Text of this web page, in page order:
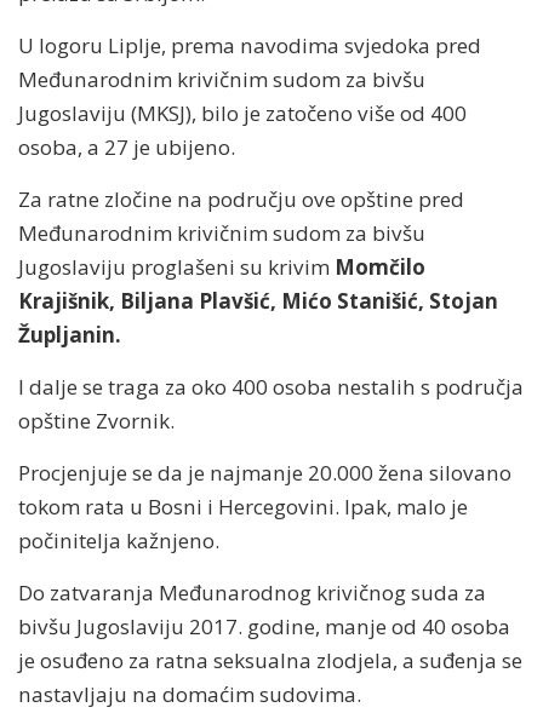
U logoru Liplje, prema navodima svjedoka pred
Međunarodnim krivičnim sudom za bivšu
Jugoslaviju (MKSJ), bilo je zatočeno više od 400
osoba, a 27 je ubijeno.
Za ratne zločine na području ove opštine pred
Međunarodnim krivičnim sudom za bivšu
Jugoslaviju proglašeni su krivim Momčilo
Krajišnik, Biljana Plavšić, Mićo Stanišić, Stojan
Župljanin.
I dalje se traga za oko 400 osoba nestalih s područja
opštine Zvornik.
Procjenjuje se da je najmanje 20.000 žena silovano
tokom rata u Bosni i Hercegovini. Ipak, malo je
počinitelja kažnjeno.
Do zatvaranja Međunarodnog krivičnog suda za
bivšu Jugoslaviju 2017. godine, manje od 40 osoba
je osuđeno za ratna seksualna zlodjela, a suđenja se
nastavljaju na domaćim sudovima.